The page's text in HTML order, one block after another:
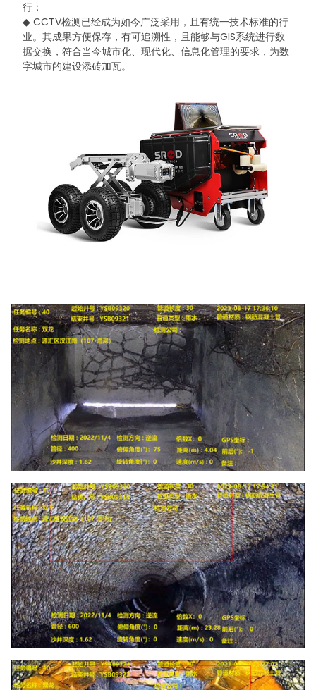
行；
◆ CCTV检测已经成为如今广泛采用，且有统一技术标准的行
业。其成果方便保存，有可追溯性，且能够与GIS系统进行数
据交换，符合当今城市化、现代化、信息化管理的要求，为数
字城市的建设添砖加瓦。